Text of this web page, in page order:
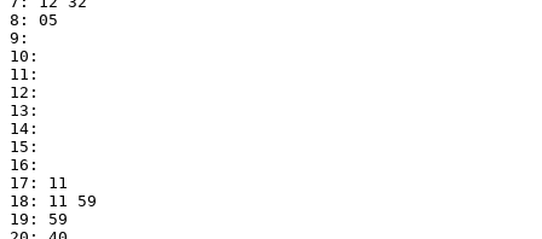
8: 05
9:
10:
11:
12:
13:
14:
15:
16:
17: 11
18: 11 59
19: 59